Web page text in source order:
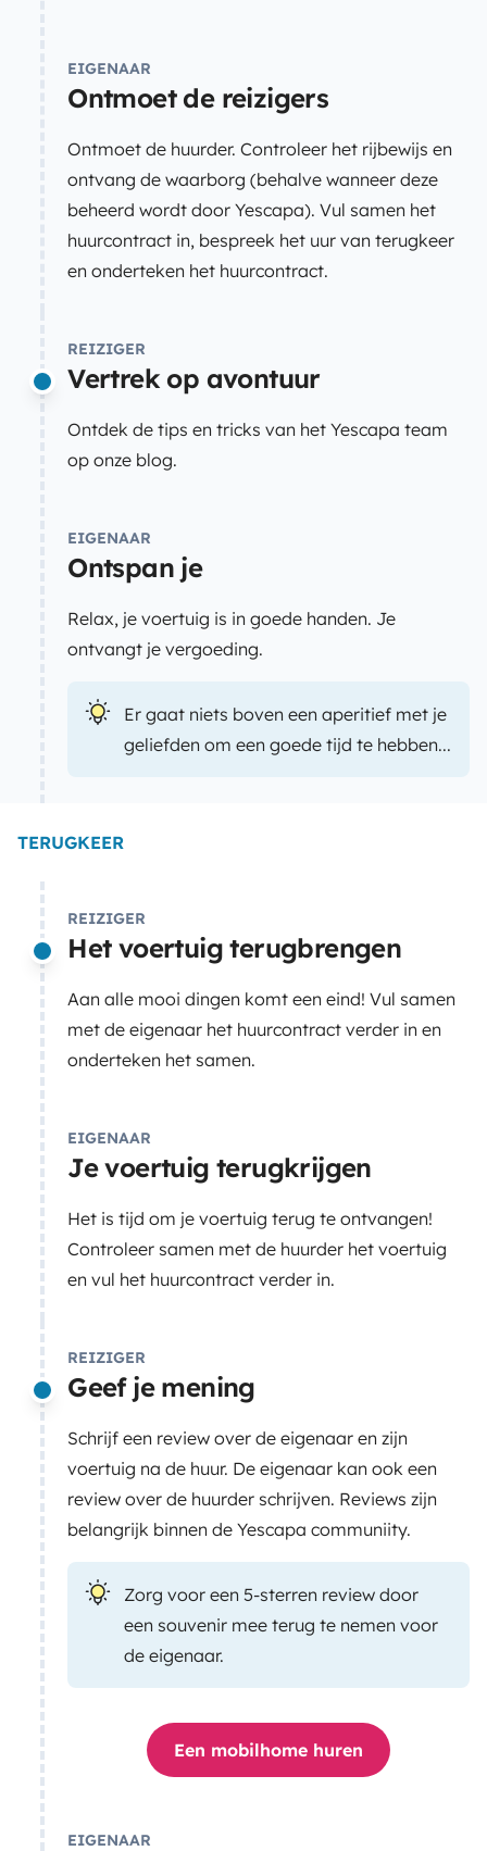
EIGENAAR
Ontmoet de reizigers
Ontmoet de huurder. Controleer het rijbewijs en
ontvang de waarborg (behalve wanneer deze
beheerd wordt door Yescapa). Vul samen het
huurcontract in, bespreek het uur van terugkeer
en onderteken het huurcontract.
REIZIGER
Vertrek op avontuur
Ontdek de tips en tricks van het Yescapa team
op onze blog.
EIGENAAR
Ontspan je
Relax, je voertuig is in goede handen. Je
ontvangt je vergoeding.
Er gaat niets boven een aperitief met je
geliefden om een goede tijd te hebben...
TERUGKEER
REIZIGER
Het voertuig terugbrengen
Aan alle mooi dingen komt een eind! Vul samen
met de eigenaar het huurcontract verder in en
onderteken het samen.
EIGENAAR
Je voertuig terugkrijgen
Het is tijd om je voertuig terug te ontvangen!
Controleer samen met de huurder het voertuig
en vul het huurcontract verder in.
REIZIGER
Geef je mening
Schrijf een review over de eigenaar en zijn
voertuig na de huur. De eigenaar kan ook een
review over de huurder schrijven. Reviews zijn
belangrijk binnen de Yescapa communiity.
Zorg voor een 5-sterren review door
een souvenir mee terug te nemen voor
de eigenaar.
Een mobilhome huren
EIGENAAR